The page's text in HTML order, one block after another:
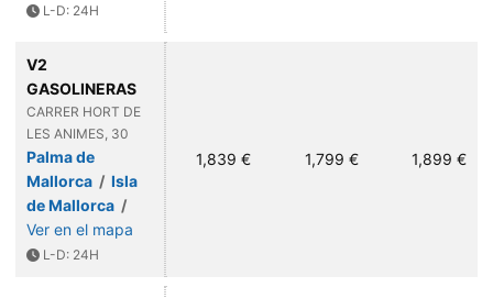
L-D: 24H
V2
GASOLINERAS
CARRER HORT DE
LES ANIMES, 30
Palma de
Mallorca / Isla
de Mallorca /
Ver en el mapa
L-D: 24H
1,839 € 1,799 € 1,899 €